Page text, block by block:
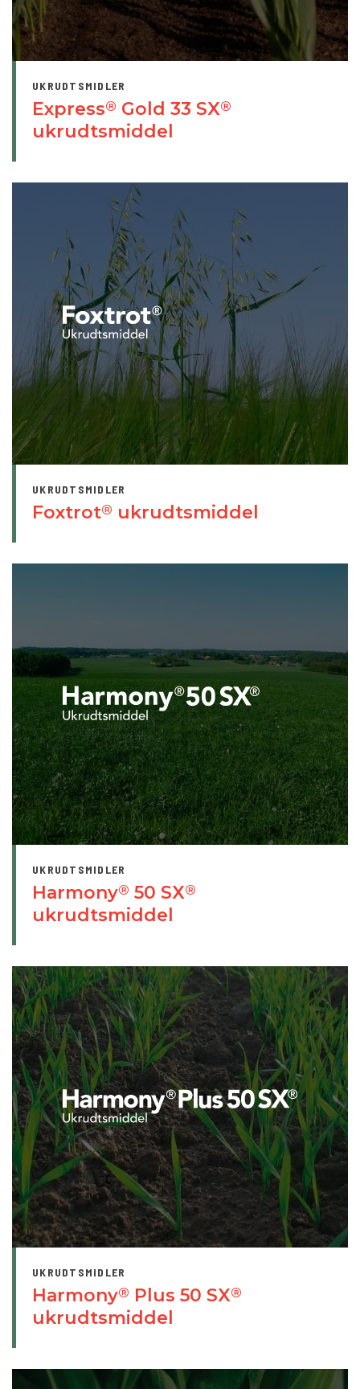
UKRUDTSMIDLER
Express® Gold 33 SX®
ukrudtsmiddel
UKRUDTSMIDLER
Foxtrot® ukrudtsmiddel
UKRUDTSMIDLER
Harmony® 50 SX®
ukrudtsmiddel
UKRUDTSMIDLER
Harmony® Plus 50 SX®
ukrudtsmiddel